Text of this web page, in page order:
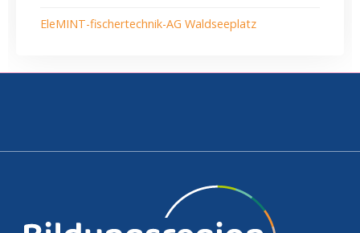
EleMINT-fischertechnik-AG Waldseeplatz